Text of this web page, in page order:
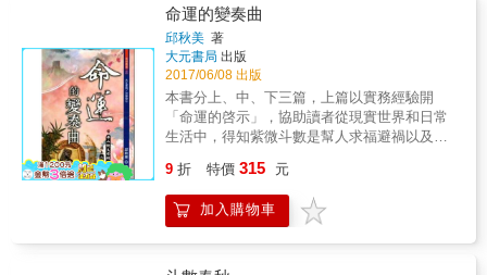
化忌。天機星本質是機智、機謀、智略、機
動、應變、規劃能力、分析邏輯與推理，是智
慧的表象，同時也是益算之星。天機星所屬的
範疇包括：經濟、金融、股票、債券、交通、
資訊、企劃、產品的研發設計、詩文詞曲創
作、幕僚人員、情治與智庫、各類創作者如作
家、藝術家或是名嘴等各類由自身智慧創造而
成的創作者；化忌代表了負面力道，有限縮、
不順的意味，而天機星也代表體制內的變革，
天機化忌的角度來說，似乎幕僚人員線不了
策，檯面上的人則是光說不練罷了。 天機是善
蔭，一個體恤人民的政府會對於要求改革的聲
地支周期表 ，即可發現這是具系統性，周期性
與可預測性，而這些都將在WMH109系列的紫
微西經、八字插座、紫微羅盤，109玉皇大帝網
路平台裏被驗證。 每個人在出生時，他(她)的
八字便與紫微西經命盤上所有天上星宿配置產
生關聯；相同地這些星宿的配置，也揭示出該
個人獨特能量。紫微西經更將每個人出生時的
「人生密碼」來與其他人，事．物進行匹配，
用來達到個人平衡與協調。
命運的變奏曲
邱秋美 著
大元書局 出版
2017/06/08 出版
本書分上、中、下三篇，上篇以實務經驗開
「命運的啓示」，協助讀者從現實世界和日常
生活中，得知紫微斗數是幫人求福避禍以及趨
樂三要件，以及學業、婚姻、事業等人生三大
奮鬥，或大從國運、小至個人得失、人際關
係、公司經營管理發展等無所不包，至少本書
9 折 特價 315 元
加入購物車